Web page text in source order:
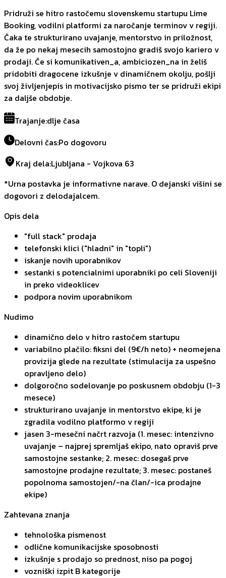
Pridruži se hitro rastočemu slovenskemu startupu Lime
Booking, vodilni platformi za naročanje terminov v regiji.
Čaka te strukturirano uvajanje, mentorstvo in priložnost,
da že po nekaj mesecih samostojno gradiš svojo kariero v
prodaji. Če si komunikativen_a, ambiciozen_na in želiš
pridobiti dragocene izkušnje v dinamičnem okolju, pošlji
svoj življenjepis in motivacijsko pismo ter se pridruži ekipi
za daljše obdobje.
Trajanje:dlje časa
Delovni čas:Po dogovoru
Kraj dela:Ljubljana - Vojkova 63
*Urna postavka je informativne narave. O dejanski višini se
dogovori z delodajalcem.
Opis dela
"full stack" prodaja
telefonski klici ("hladni" in "topli")
iskanje novih uporabnikov
sestanki s potencialnimi uporabniki po celi Sloveniji
in preko videoklicev
podpora novim uporabnikom
Nudimo
dinamično delo v hitro rastočem startupu
variabilno plačilo: fiksni del (9€/h neto) + neomejena
provizija glede na rezultate (stimulacija za uspešno
opravljeno delo)
dolgoročno sodelovanje po poskusnem obdobju (1-3
mesece)
strukturirano uvajanje in mentorstvo ekipe, ki je
zgradila vodilno platformo v regiji
jasen 3-mesečni načrt razvoja (1. mesec: intenzivno
uvajanje – najprej spremljaš ekipo, nato opraviš prve
samostojne sestanke; 2. mesec: dosegaš prve
samostojne prodajne rezultate; 3. mesec: postaneš
popolnoma samostojen/-na član/-ica prodajne
ekipe)
Zahtevana znanja
tehnološka pismenost
odlične komunikacijske sposobnosti
izkušnje s prodajo so prednost, niso pa pogoj
vozniški izpit B kategorije